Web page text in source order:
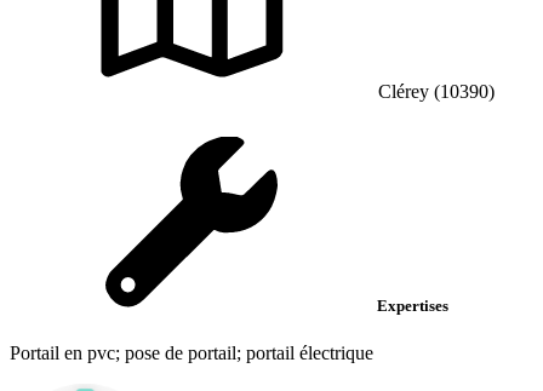
Clérey (10390)
Expertises
Portail en pvc; pose de portail; portail électrique